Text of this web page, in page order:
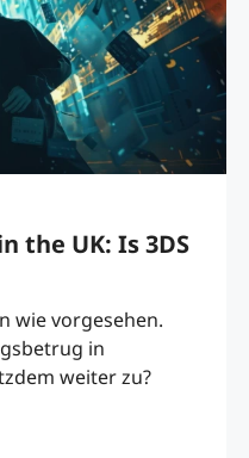
the UK: Is 3DS
wie vorgesehen.
in
weiter zu?